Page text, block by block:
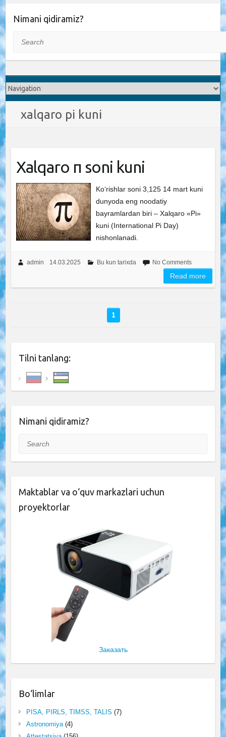
Nimani qidiramiz?
xalqaro pi kuni
Xalqaro π soni kuni
Ko‘rishlar soni 3,125 14 mart kuni
dunyoda eng noodatiy
bayramlardan biri – Xalqaro «Pi»
kuni (International Pi Day)
nishonlanadi.
admin 14.03.2025 Bu kun tarixda No Comments
Read more
1
Tilni tanlang:
Nimani qidiramiz?
Search
Maktablar va o‘quv markazlari uchun
proyektorlar
Заказать
Bo‘limlar
PISA, PIRLS, TIMSS, TALIS (7)
Astronomiya(4)